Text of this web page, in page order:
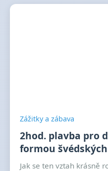
Zážitky a zábava
2hod. plavba pro
formou
Jak se ten vztah krásně